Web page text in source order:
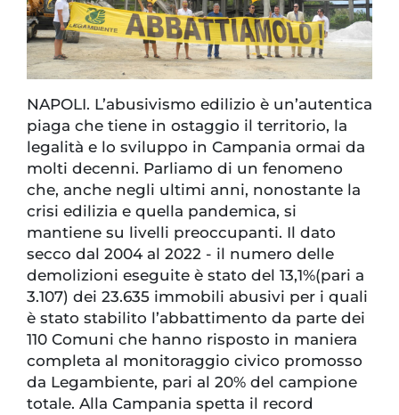
NAPOLI. L’abusivismo edilizio è un’autentica
piaga che tiene in ostaggio il territorio, la
legalità e lo sviluppo in Campania ormai da
molti decenni. Parliamo di un fenomeno
che, anche negli ultimi anni, nonostante la
crisi edilizia e quella pandemica, si
mantiene su livelli preoccupanti. Il dato
secco dal 2004 al 2022 - il numero delle
demolizioni eseguite è stato del 13,1%(pari a
3.107) dei 23.635 immobili abusivi per i quali
è stato stabilito l’abbattimento da parte dei
110 Comuni che hanno risposto in maniera
completa al monitoraggio civico promosso
da Legambiente, pari al 20% del campione
totale. Alla Campania spetta il record